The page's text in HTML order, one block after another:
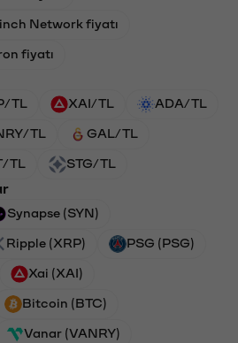
Network fiyatı
fiyatı
TL XAI/TL ADA/TL
TL GAL/TL
TL STG/TL
Synapse (SYN)
Ripple (XRP) PSG (PSG)
Xai (XAI)
Bitcoin (BTC)
Vanar (VANRY)